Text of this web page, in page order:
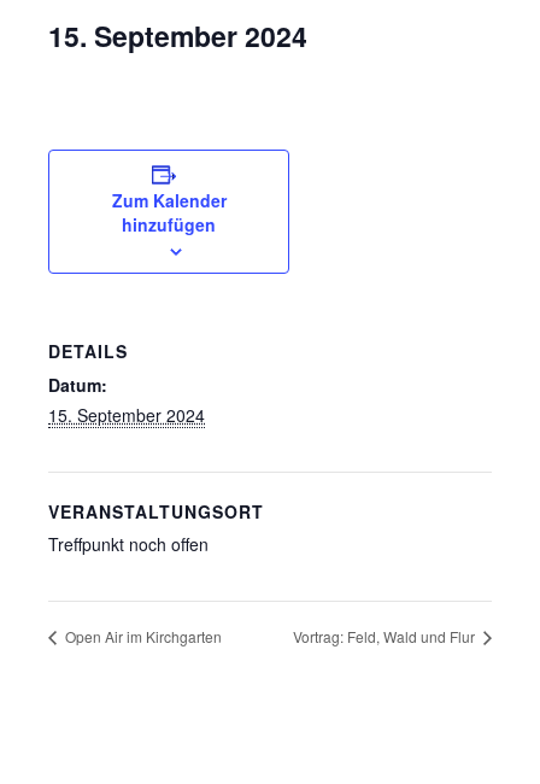
15. September 2024
Zum Kalender
hinzufügen
DETAILS
Datum:
15. September 2024
VERANSTALTUNGSORT
Treffpunkt noch offen
Open Air im Kirchgarten Vortrag: Feld, Wald und Flur